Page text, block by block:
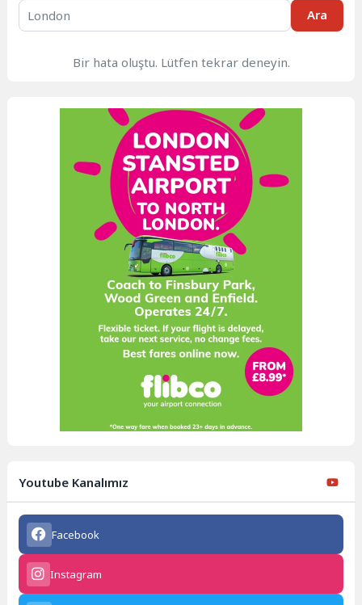
Ara
Bir hata oluştu. Lütfen tekrar deneyin.
Youtube Kanalımız
Facebook
Instagram